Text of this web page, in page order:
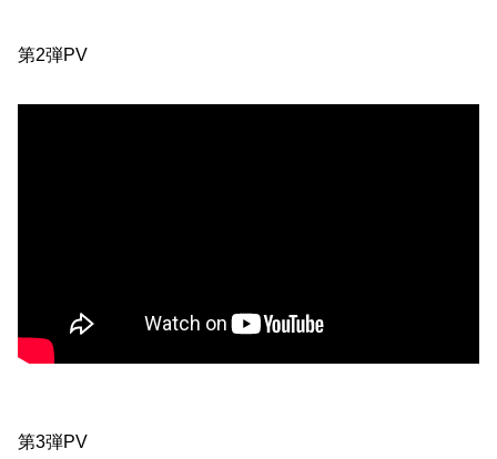
第2弾PV
第3弾PV